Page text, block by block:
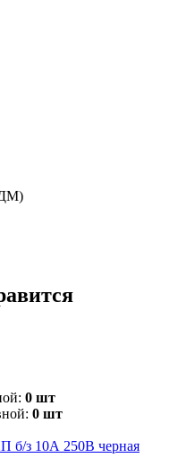
0 шт
0 шт
б/з 10А 250В черная